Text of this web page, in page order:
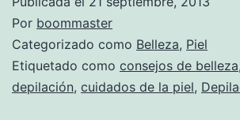
Por boommaster
Categorizado como Belleza, Piel
Etiquetado como consejos de belleza,
depilación, cuidados de la piel,